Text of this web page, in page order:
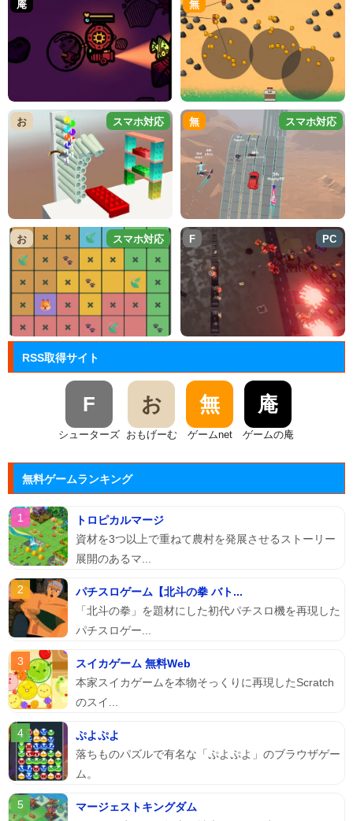
庵 無
お スマホ対応 無 スマホ対応
お スマホ対応 F PC
RSS取得サイト
F
シューターズ
お
おもげーむ
無
ゲームnet
庵
ゲームの庵
無料ゲームランキング
トロピカルマージ
資材を3つ以上で重ねて農村を発展させるストーリー
展開のあるマ...
パチスロゲーム【北斗の拳 バト...
「北斗の拳」を題材にした初代パチスロ機を再現した
パチスロゲー...
スイカゲーム 無料Web
本家スイカゲームを本物そっくりに再現したScratch
のスイ...
ぷよぷよ
落ちものパズルで有名な「ぷよぷよ」のブラウザゲー
ム。
マージェストキングダム